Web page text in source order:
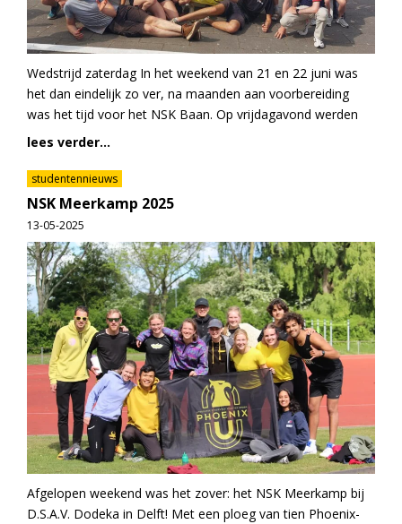
Wedstrijd zaterdag In het weekend van 21 en 22 juni was
het dan eindelijk zo ver, na maanden aan voorbereiding
was het tijd voor het NSK Baan. Op vrijdagavond werden
lees verder...
studentennieuws
NSK Meerkamp 2025
13-05-2025
Afgelopen weekend was het zover: het NSK Meerkamp bij
D.S.A.V. Dodeka in Delft! Met een ploeg van tien Phoenix-